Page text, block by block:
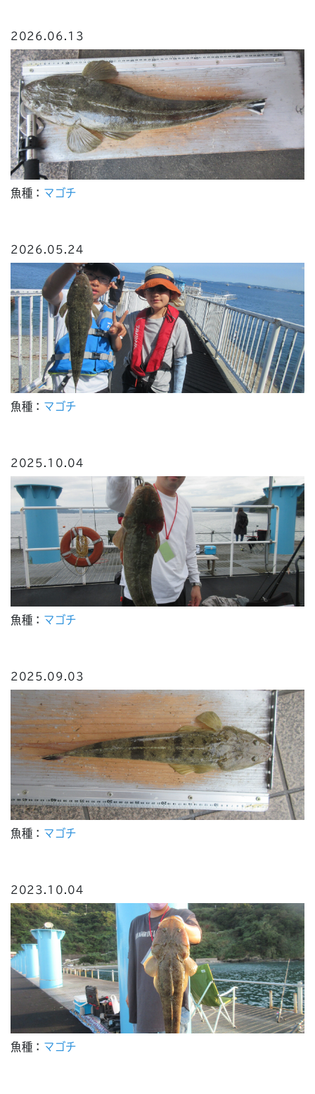
2026.06.13
魚種： マゴチ
2026.05.24
魚種： マゴチ
2025.10.04
魚種： マゴチ
2025.09.03
魚種： マゴチ
2023.10.04
魚種： マゴチ